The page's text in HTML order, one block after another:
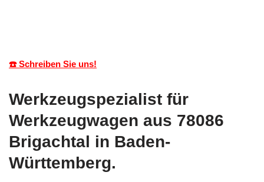
☎️ Schreiben Sie uns!
Werkzeugspezialist für
Werkzeugwagen aus 78086
Brigachtal in Baden-
Württemberg.